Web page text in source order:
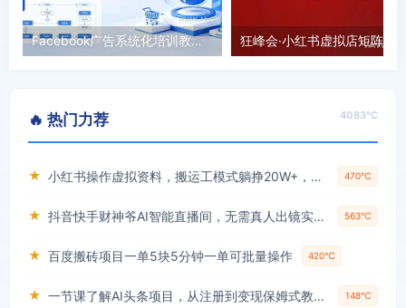
Facebook广告系统化培训教程，从开户到广告创建全教学，助力跨境新手入门海外投放 狂峰会·小红书虚拟店矩阵玩
🔥 热门力荐 4083℃
★ 小红书操作虚拟资料，搬运工模式躺挣20W+，互联网的低成本路子！ 470℃
★ 抖音快手财神爷AI智能直播间，无需真人出镜实时互动，不封号礼物打赏赚到手软 563℃
★ 百度搬砖项目一单5块5分钟一单可批量操作 420℃
★ 一节课了解AI头条项目，从注册到变现保姆式教学，零基础可以操作【揭秘】 148℃